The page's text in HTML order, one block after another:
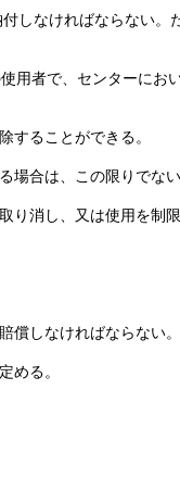
しなければならない。
者で、センターにお
することができる。
場合は、この限りでない
消し、又は使用を制限
償しなければならない。
める。